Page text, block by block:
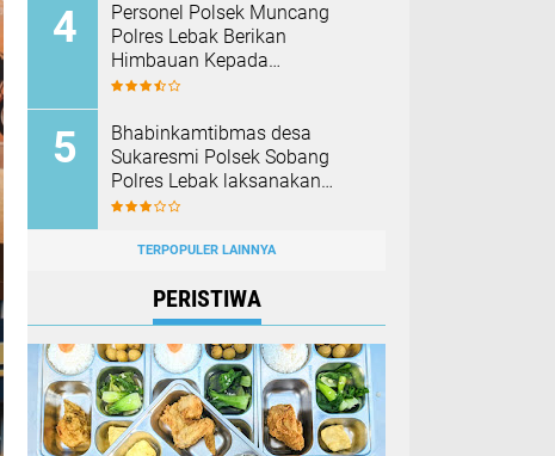
Personel Polsek Muncang
Polres Lebak Berikan
Himbauan Kepada
Masyarakat Agar Tidak
Bhabinkamtibmas desa
Sukaresmi Polsek Sobang
Polres Lebak laksanakan
Sambang di Desa binaanya
TERPOPULER LAINNYA
PERISTIWA